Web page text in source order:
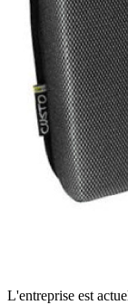
L'entreprise est